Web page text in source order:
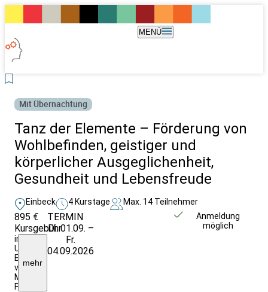
MENÜ
Mit Übernachtung
Tanz der Elemente – Förderung von
Wohlbefinden, geistiger und
körperlicher Ausgeglichenheit,
Gesundheit und Lebensfreude
Einbeck 4 Kurstage Max. 14 Teilnehmer
895 €
Kursgebühr
inkl.
Unterkunft
EZ/VP
von
Mo-
Fr
mehr
TERMIN
Di. 01.09. –
Fr.
04.09.2026
Anmeldung
möglich